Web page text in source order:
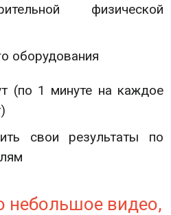
физической
оборудования
(по 1 минуте на каждое
свои результаты по
небольшое видео,